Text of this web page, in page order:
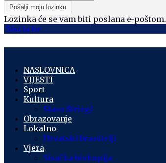
Lozinka će se vam biti poslana e-poštom.
Siscia hr
NASLOVNICA
VIJESTI
Sport
Kultura
Slavo Striegl
Obrazovanje
Lokalno
Hrvatski branitelji
Vjera
Sisačka biskupija